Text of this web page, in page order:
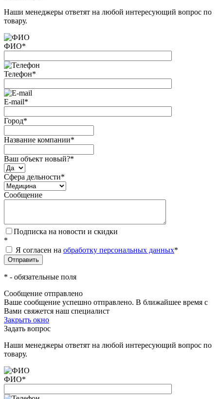
Наши менеджеры ответят на любой интересующий вопрос по
товару.
ФИО*
Телефон*
E-mail*
Город*
Название компании*
Ваш объект новый?*
Сфера дельности*
Сообщение
Подписка на новости и скидки
*
Я согласен на обработку персональных данных*
* - обязательные поля
Сообщение отправлено
Ваше сообщение успешно отправлено. В ближайшее время с
Вами свяжется наш специалист
Закрыть окно
Задать вопрос
Наши менеджеры ответят на любой интересующий вопрос по
товару.
ФИО*